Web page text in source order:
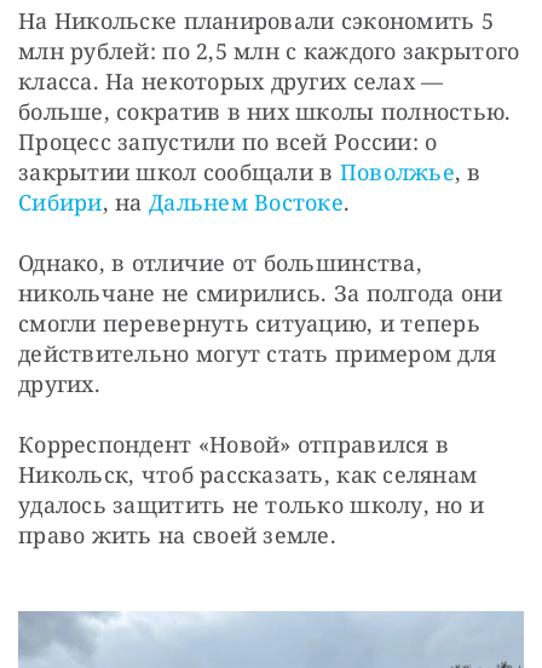
На Никольске планировали сэкономить 5
млн рублей: по 2,5 млн с каждого закрытого
класса. На некоторых других селах —
больше, сократив в них школы полностью.
Процесс запустили по всей России: о
закрытии школ сообщали в Поволжье
Сибири, на Дальнем Востоке.
Однако, в отличие от большинства,
никольчане не смирились. За полгода они
смогли перевернуть ситуацию, и теперь
действительно могут стать примером для
других.
Корреспондент «Новой» отправился в
Никольск, чтоб рассказать, как селянам
удалось защитить не только школу, но и
право жить на своей земле.